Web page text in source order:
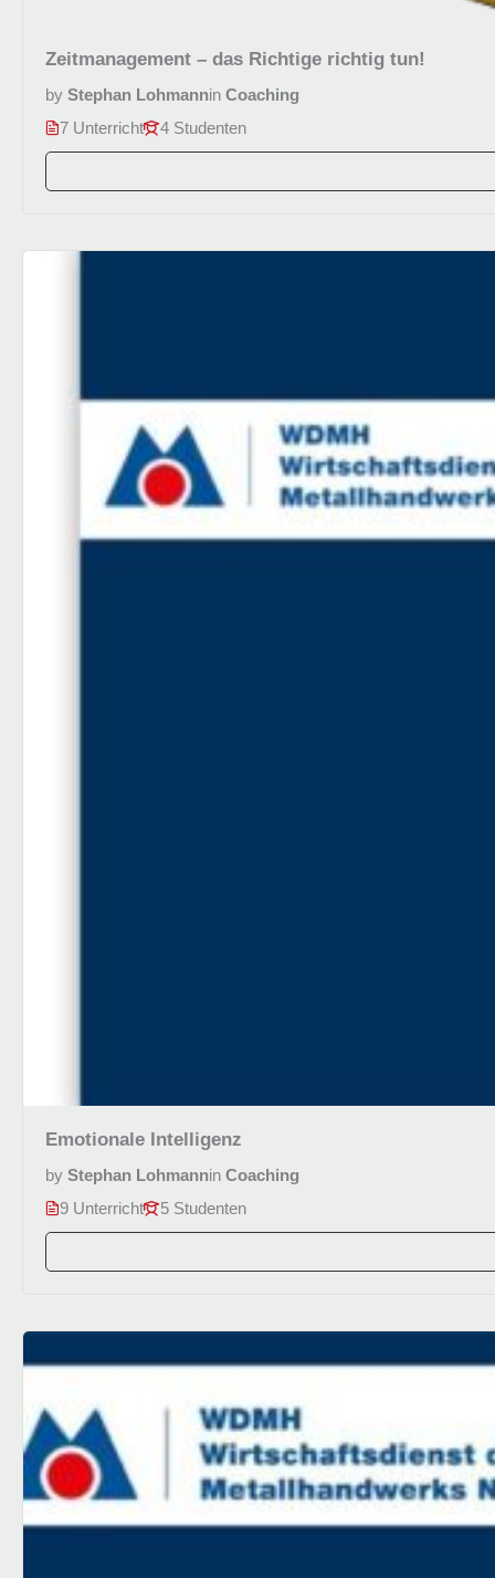
Zeitmanagement – das Richtige richtig tun!
by Stephan Lohmannin Coaching
7 Unterricht
4 Studenten
Emotionale Intelligenz
by Stephan Lohmannin Coaching
9 Unterricht
5 Studenten